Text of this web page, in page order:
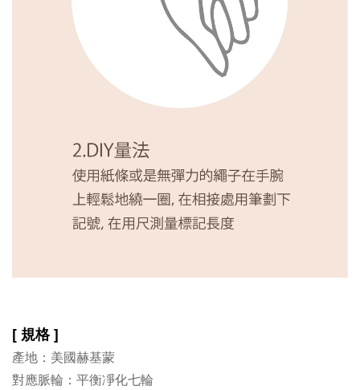
[ 規格 ]
產地：美國赫基蒙
對應脈輪：平衡凈化七輪